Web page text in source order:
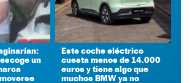
un
Este coche eléctrico
cuesta menos de 14.000
euros y tiene algo que
muchos BMW ya no